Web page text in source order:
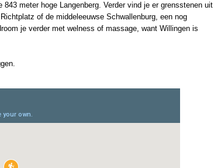
meter hoge Langenberg. Verder vind je er grensstenen uit
of de middeleeuwse Schwallenburg, een nog
je verder met welness of massage, want Willingen is